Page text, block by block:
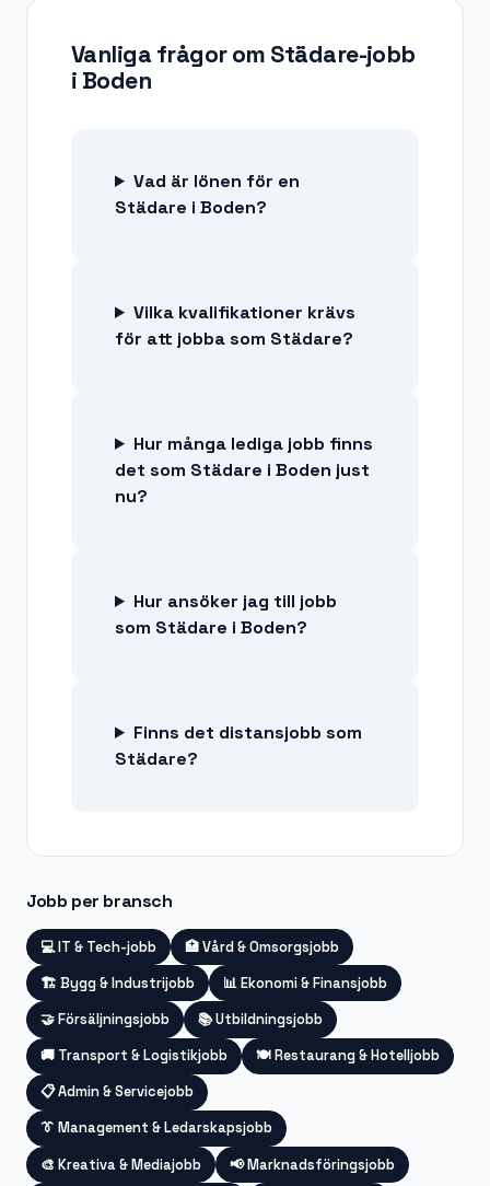
Vanliga frågor om Städare-jobb
i Boden
Vad är lönen för en
Städare i Boden?
Vilka kvalifikationer krävs
för att jobba som Städare?
Hur många lediga jobb finns
det som Städare i Boden just
nu?
Hur ansöker jag till jobb
som Städare i Boden?
Finns det distansjobb som
Städare?
Jobb per bransch
💻IT & Tech-jobb 🏥Vård & Omsorgsjobb
🏗️ Bygg & Industrijobb 📊Ekonomi & Finansjobb
🤝Försäljningsjobb 📚Utbildningsjobb
🚚 Transport & Logistikjobb 🍽️Restaurang & Hotelljobb
📋Admin & Servicejobb
👔 Management & Ledarskapsjobb
🎨 Kreativa & Mediajobb 📢Marknadsföringsjobb